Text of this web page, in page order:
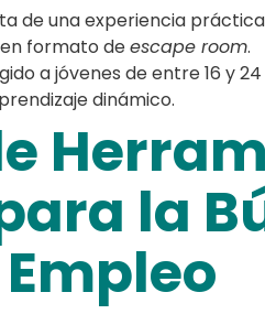
de una experiencia
formato deescape room.
a jóvenes de entre 16 y 24
dinámico.
la